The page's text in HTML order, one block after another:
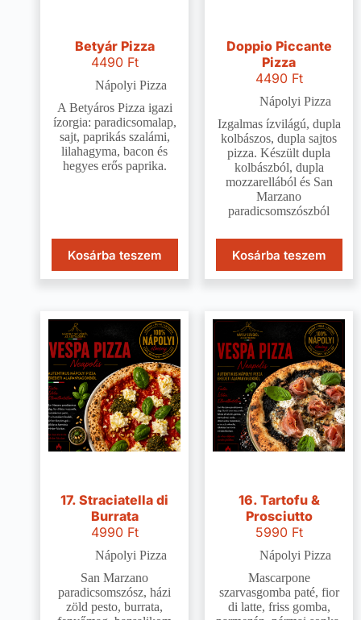
Betyár Pizza
4490 Ft
Nápolyi Pizza
A Betyáros Pizza igazi
ízorgia: paradicsomalap,
sajt, paprikás szalámi,
lilahagyma, bacon és
hegyes erős paprika.
Kosárba teszem
Doppio Piccante
Pizza
4490 Ft
Nápolyi Pizza
Izgalmas ízvilágú, dupla
kolbászos, dupla sajtos
pizza. Készült dupla
kolbászból, dupla
mozzarellából és San
Marzano
paradicsomszószból
Kosárba teszem
17. Straciatella di
Burrata
4990 Ft
Nápolyi Pizza
San Marzano
paradicsomszósz, házi
zöld pesto, burrata,
16. Tartofu &
Prosciutto
5990 Ft
Nápolyi Pizza
Mascarpone
szarvasgomba paté, fior
di latte, friss gomba,